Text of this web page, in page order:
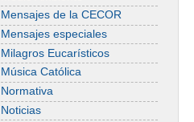
Mensajes de la CECOR
Mensajes especiales
Milagros Eucarísticos
Música Católica
Normativa
Noticias